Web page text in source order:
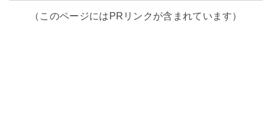
（このページにはPRリンクが含まれています）